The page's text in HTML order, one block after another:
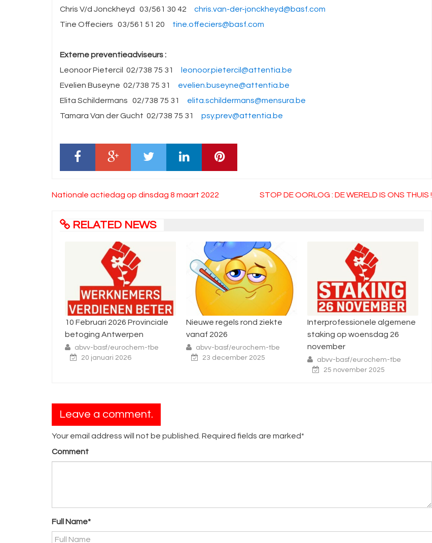
Chris V/d Jonckheyd 03/561 30 42 chris.van-der-jonckheyd@basf.com
Tine Offeciers 03/561 51 20 tine.offeciers@basf.com
Externe preventieadviseurs :
Leonoor Pietercil 02/738 75 31 leonoor.pietercil@attentia.be
Evelien Buseyne 02/738 75 31 evelien.buseyne@attentia.be
Elita Schildermans 02/738 75 31 elita.schildermans@mensura.be
Tamara Van der Gucht 02/738 75 31 psy.prev@attentia.be
Bericht
Nationale actiedag op dinsdag 8 maart 2022 STOP DE OORLOG : DE WERELD IS ONS THUIS !
RELATED NEWS
2026 Provinciale
Nieuwe regels rond ziekte
vanaf 2026
abvv-basf/eurochem-tbe
23 december 2025
Interprofessionele algemene
staking op woensdag 26
november
abvv-basf/eurochem-tbe
Enquête nacht- en
ploegenarbeid
abvv-basf/eurochem-tbe
16 juli 2025
Leave a comment.
Your email address will not be published. Required fields are marked*
Comment
Full Name*